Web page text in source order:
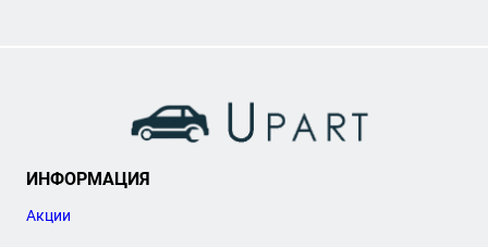
ИНФОРМАЦИЯ
Акции